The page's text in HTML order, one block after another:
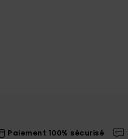
Paiement 100% sécurisé